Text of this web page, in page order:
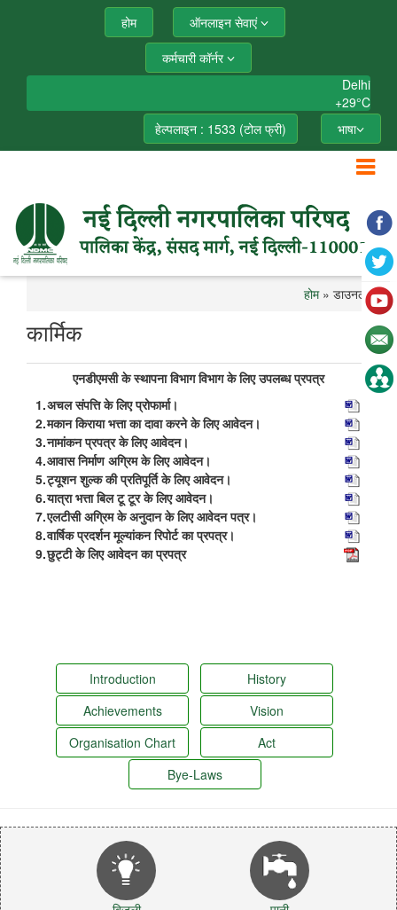
होम
ऑनलाइन सेवाएं
कर्मचारी कॉर्नर
Delhi
+29°C
हेल्पलाइन : 1533 (टोल फ्री)
भाषा
होम» डाउनलोड
कार्मिक
एनडीएमसी के स्थापना विभाग विभाग के लिए उपलब्ध प्रपत्र
1.अचल संपत्ति के लिए प्रोफार्मा।
2.मकान किराया भत्ता का दावा करने के लिए आवेदन।
3.नामांकन प्रपत्र के लिए आवेदन।
4.आवास निर्माण अग्रिम के लिए आवेदन।
5.ट्यूशन शुल्क की प्रतिपूर्ति के लिए आवेदन।
6.यात्रा भत्ता बिल टू टूर के लिए आवेदन।
7.एलटीसी अग्रिम के अनुदान के लिए आवेदन पत्र।
8.वार्षिक प्रदर्शन मूल्यांकन रिपोर्ट का प्रपत्र।
9.छुट्टी के लिए आवेदन का प्रपत्र
Introduction
History
Achievements
Vision
Organisation Chart
Act
Bye-Laws